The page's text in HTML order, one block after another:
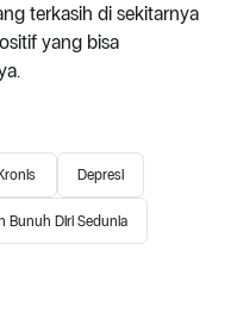
terkasih di sekitarnya
yang bisa
Depresi
Bunuh Diri Sedunia